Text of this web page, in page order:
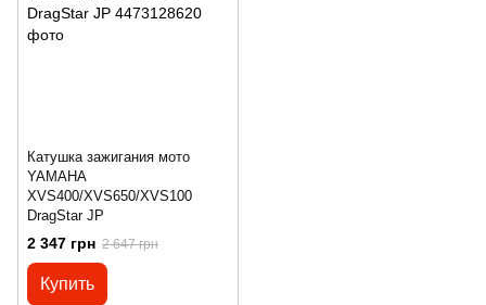
Катушка зажигания мото
YAMAHA
XVS400/XVS650/XVS100
DragStar JP
2 347 грн 2 647 грн
Купить